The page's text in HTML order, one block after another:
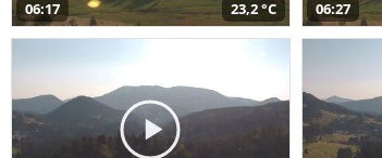
06:17 23,2 °C 06:27